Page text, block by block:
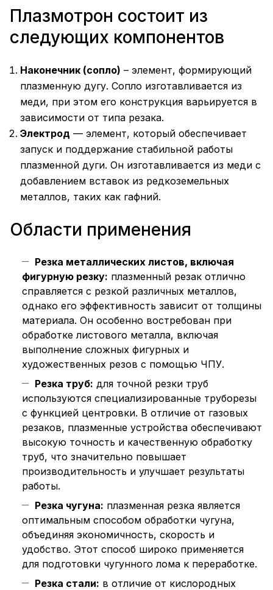
Плазмотрон состоит из
следующих компонентов
Наконечник (сопло) – элемент, формирующий
плазменную дугу. Сопло изготавливается из
меди, при этом его конструкция варьируется в
зависимости от типа резака.
Электрод — элемент, который обеспечивает
запуск и поддержание стабильной работы
плазменной дуги. Он изготавливается из меди с
добавлением вставок из редкоземельных
металлов, таких как гафний.
Области применения
Резка металлических листов, включая
фигурную резку: плазменный резак отлично
справляется с резкой различных металлов,
однако его эффективность зависит от толщины
материала. Он особенно востребован при
обработке листового металла, включая
выполнение сложных фигурных и
художественных резов с помощью ЧПУ.
Резка труб: для точной резки труб
используются специализированные труборезы
с функцией центровки. В отличие от газовых
резаков, плазменные устройства обеспечивают
высокую точность и качественную обработку
труб, что значительно повышает
производительность и улучшает результаты
работы.
Резка чугуна: плазменная резка является
оптимальным способом обработки чугуна,
объединяя экономичность, скорость и
удобство. Этот способ широко применяется
для подготовки чугунного лома к переработке.
Резка стали: в отличие от кислородных